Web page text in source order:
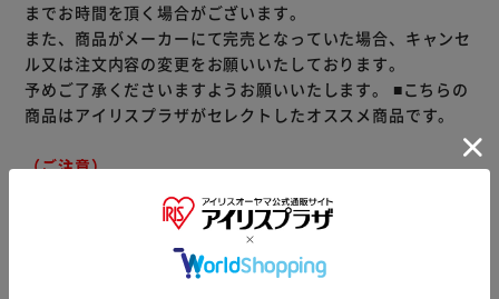
までお時間を頂く場合がございます。
また、商品がメーカーにて完売となっていた場合、キャンセ
ル又は注文内容の変更をお願いいたしております。
予めご了承くださいますようお願いいたします。 ■こちらの
商品はアイリスプラザがセレクトしたオススメ商品です。
（ご注意）
数量限定商品はご注文が完了しても完売になる場合がござい
ます。ご注文をいただいた後にお断りさせていただく場合が
ございますのでなにとぞご了承ください。